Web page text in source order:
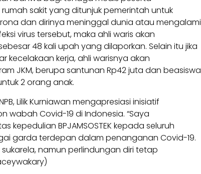
rumah sakit yang ditunjuk pemerintah untuk
dan dirinya meninggal dunia atau mengalami
virus tersebut, maka ahli waris akan
48 kali upah yang dilaporkan. Selain itu jika
kecelakaan kerja, ahli warisnya akan
JKM, berupa santunan Rp42 juta dan beasiswa
2 orang anak.
Lilik Kurniawan mengapresiasi inisiatif
wabah Covid-19 di Indonesia. “Saya
kepedulian BPJAMSOSTEK kepada seluruh
garda terdepan dalam penanganan Covid-19.
namun perlindungan diri tetap